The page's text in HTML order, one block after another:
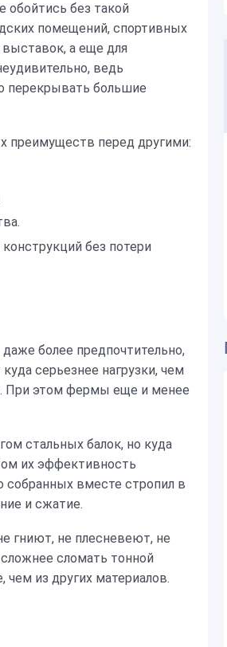
без такой
помещений, спортивных
а еще для
ведь
перекрывать большие
преимуществ перед другими:
без потери
более предпочтительно,
серьезнее нагрузки, чем
При этом фермы еще и менее
стальных балок, но куда
их эффективность
собранных вместе стропил в
и сжатие.
гниют, не плесневеют, не
сломать тонной
чем из других материалов.